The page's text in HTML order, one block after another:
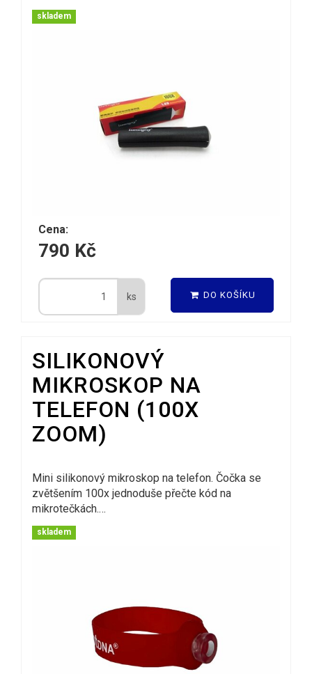
skladem
Cena:
790 Kč
ks DO KOŠÍKU
SILIKONOVÝ
MIKROSKOP NA
TELEFON (100X
ZOOM)
Mini silikonový mikroskop na telefon. Čočka se
zvětšením 100x jednoduše přečte kód na
mikrotečkách.…
skladem